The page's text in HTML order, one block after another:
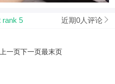
近期0人评论
上一页下一页最末页